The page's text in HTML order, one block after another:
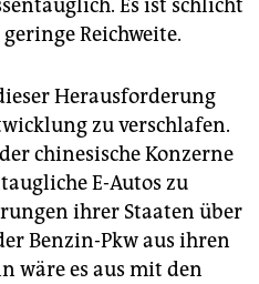
Es ist schlicht
Reichweite.
Herausforderung
zu verschlafen.
chinesische Konzerne
E-Autos zu
ihrer Staaten über
Benzin-Pkw aus ihren
wäre es aus mit den